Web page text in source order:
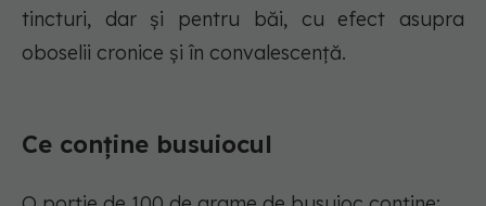
tincturi, dar și pentru băi, cu efect asupra
oboselii cronice și în convalescență.
Ce conține busuiocul